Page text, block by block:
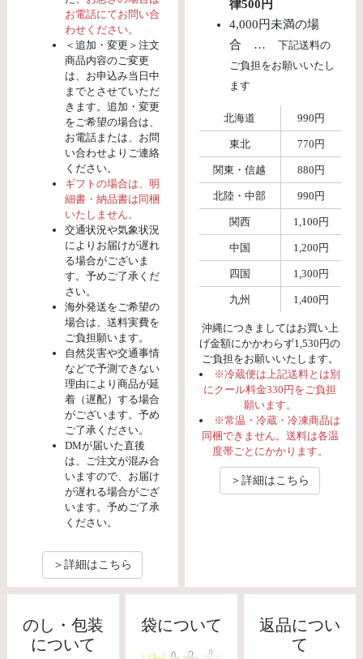
お電話にてお問い合
わせください。
＜追加・変更＞注文
商品内容のご変更
は、お申込み当日中
までとさせていただ
きます。追加・変更
をご希望の場合は、
お電話または、お問
い合わせよりご連絡
ください。
ギフトの場合は、明
細書・納品書は同梱
いたしません。
交通状況や気象状況
によりお届けが遅れ
る場合がございま
す。予めご了承くだ
さい。
海外発送をご希望の
場合は、送料実費を
ご負担願います。
自然災害や交通事情
などで予測できない
理由により商品が延
着（遅配）する場合
がございます。予め
ご了承ください。
DMが届いた直後
は、ご注文が混み合
いますので、お届け
が遅れる場合がござ
います。予めご了承
ください。
＞詳細はこちら
律500円
4,000円未満の場
合 …下記送料の
ご負担をお願いいたし
ます
北海道 990円
東北 770円
関東・信越 880円
北陸・中部 990円
関西 1,100円
中国 1,200円
四国 1,300円
九州 1,400円
沖縄につきましてはお買い上
げ金額にかかわらず1,530円の
ご負担をお願いいたします。
※冷蔵便は上記送料とは別
にクール料金330円をご負担
願います。
※常温・冷蔵・冷凍商品は
同梱できません。送料は各温
度帯ごとにかかります。
＞詳細はこちら
のし・包装
について
袋について
返品につい
て